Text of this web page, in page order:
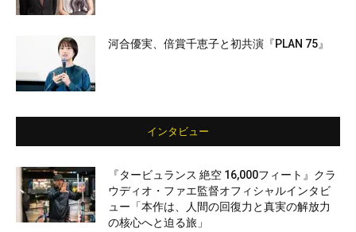
河合優実、倍賞千恵子と初共演『PLAN 75』
インタビュー
『タービュランス 絶空 16,000フィート』クラ
ウディオ・ファエ監督オフィシャルインタビ
ュー「本作は、人間の回復力と真実の解放力
の核心へと迫る旅」